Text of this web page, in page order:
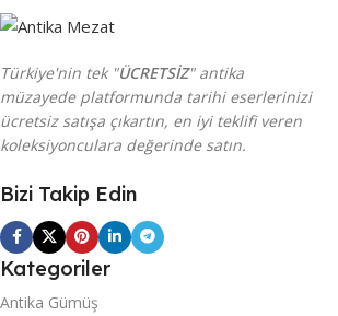
Türkiye'nin tek "ÜCRETSİZ" antika
müzayede platformunda tarihi eserlerinizi
ücretsiz satışa çıkartın, en iyi teklifi veren
koleksiyonculara değerinde satın.
Bizi Takip Edin
Kategoriler
Antika Gümüş